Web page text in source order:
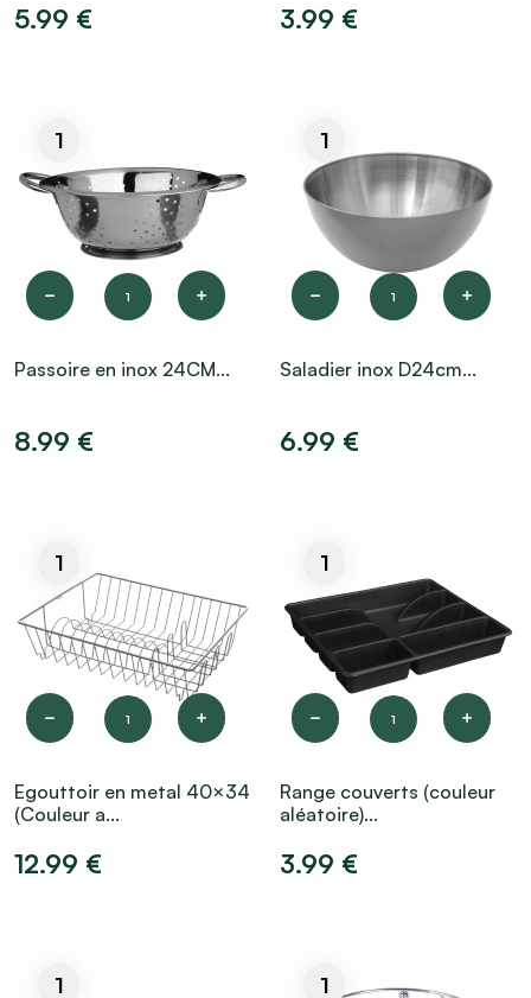
5.99 € 3.99 €
1
1
Passoire en inox 24CM...
8.99 €
1
1
Saladier inox D24cm...
6.99 €
1
1
Egouttoir en metal 40×34
(Couleur a...
12.99 €
1
1
Range couverts (couleur
aléatoire)...
3.99 €
1 1